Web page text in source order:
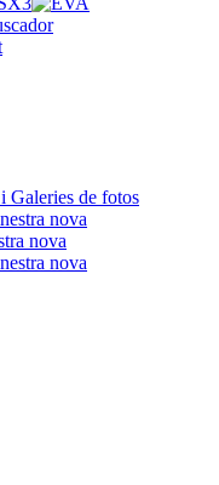
Galeries de fotos
nova
nova
nova